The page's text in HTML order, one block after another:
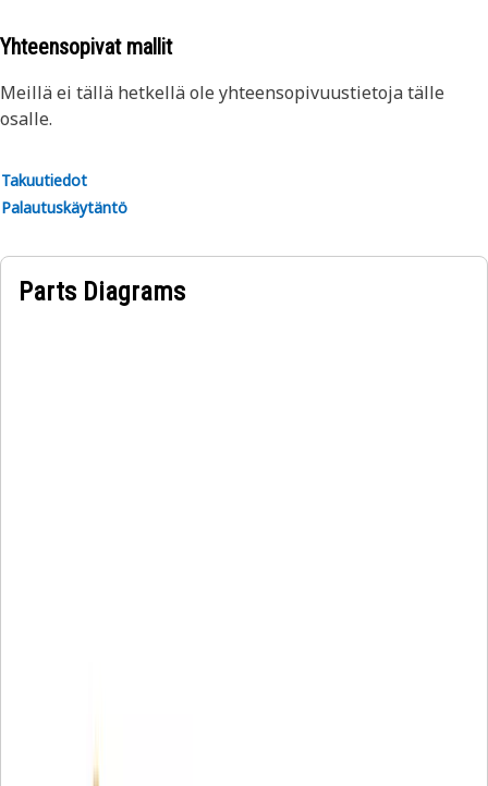
Yhteensopivat mallit
Meillä ei tällä hetkellä ole yhteensopivuustietoja tälle
osalle.
Takuutiedot
Palautuskäytäntö
Parts Diagrams